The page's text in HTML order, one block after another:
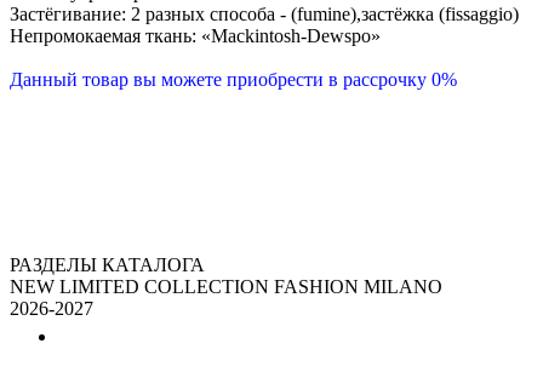
Застёгивание: 2 разных способа - (fumine),застёжка (fissaggio)
Непромокаемая ткань: «Mackintosh-Dewspo»
Данный товар вы можете приобрести в рассрочку 0%
РАЗДЕЛЫ КАТАЛОГА
NEW LIMITED COLLECTION FASHION MILANO
2026-2027